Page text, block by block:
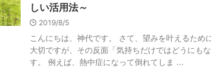
しい活用法～
2019/8/5
こんにちは、神代です。 さて、望みを叶えるため
大切ですが、その反面「気持ちだけではどうにも
す。 例えば、熱中症になって倒れてしま ...